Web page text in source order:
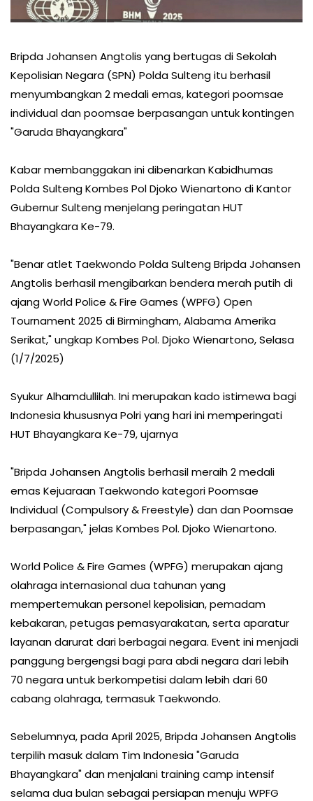
Bripda Johansen Angtolis yang bertugas di Sekolah
Kepolisian Negara (SPN) Polda Sulteng itu berhasil
menyumbangkan 2 medali emas, kategori poomsae
individual dan poomsae berpasangan untuk kontingen
"Garuda Bhayangkara"
Kabar membanggakan ini dibenarkan Kabidhumas
Polda Sulteng Kombes Pol Djoko Wienartono di Kantor
Gubernur Sulteng menjelang peringatan HUT
Bhayangkara Ke-79.
"Benar atlet Taekwondo Polda Sulteng Bripda Johansen
Angtolis berhasil mengibarkan bendera merah putih di
ajang World Police & Fire Games (WPFG) Open
Tournament 2025 di Birmingham, Alabama Amerika
Serikat," ungkap Kombes Pol. Djoko Wienartono, Selasa
(1/7/2025)
Syukur Alhamdullilah. Ini merupakan kado istimewa bagi
Indonesia khususnya Polri yang hari ini memperingati
HUT Bhayangkara Ke-79, ujarnya
"Bripda Johansen Angtolis berhasil meraih 2 medali
emas Kejuaraan Taekwondo kategori Poomsae
Individual (Compulsory & Freestyle) dan dan Poomsae
berpasangan," jelas Kombes Pol. Djoko Wienartono.
World Police & Fire Games (WPFG) merupakan ajang
olahraga internasional dua tahunan yang
mempertemukan personel kepolisian, pemadam
kebakaran, petugas pemasyarakatan, serta aparatur
layanan darurat dari berbagai negara. Event ini menjadi
panggung bergengsi bagi para abdi negara dari lebih
70 negara untuk berkompetisi dalam lebih dari 60
cabang olahraga, termasuk Taekwondo.
Sebelumnya, pada April 2025, Bripda Johansen Angtolis
terpilih masuk dalam Tim Indonesia "Garuda
Bhayangkara" dan menjalani training camp intensif
selama dua bulan sebagai persiapan menuju WPFG